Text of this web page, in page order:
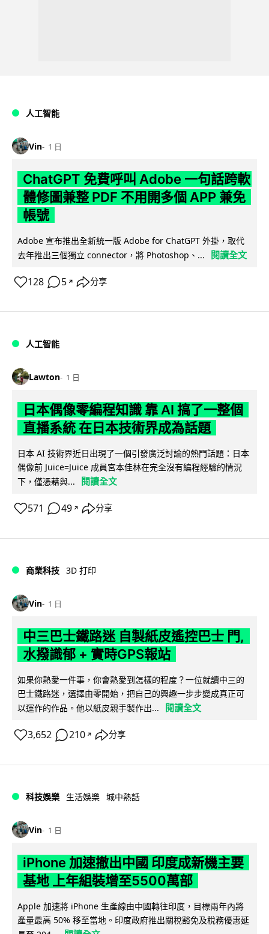
人工智能
Vin 1 日
ChatGPT 免費呼叫 Adobe 一句話跨軟
體修圖兼整 PDF 不用開多個 APP 兼免
帳號
Adobe 宣布推出全新統一版 Adobe for ChatGPT 外掛，取代
去年推出三個獨立 connector，將 Photoshop、...
閱讀全文
128 5 ↗ 分享
人工智能
Lawton 1 日
日本偶像零編程知識 靠 AI 搞了一整個
直播系統 在日本技術界成為話題
日本 AI 技術界近日出現了一個引發廣泛討論的熱門話題：日本
偶像前 Juice=Juice 成員宮本佳林在完全沒有編程經驗的情況
下，僅憑藉與...
閱讀全文
571 49 ↗ 分享
商業科技 3D 打印
Vin 1 日
中三巴士鐵路迷 自製紙皮遙控巴士 門,
水撥識郁 + 實時GPS報站
如果你熱愛一件事，你會熱愛到怎樣的程度？一位就讀中三的
巴士鐵路迷，選擇由零開始，把自己的興趣一步步變成真正可
以運作的作品。他以紙皮親手製作出...
閱讀全文
3,652 210 ↗ 分享
科技娛樂 生活娛樂 城中熱話
Vin 1 日
iPhone 加速撤出中國 印度成新機主要
基地 上年組裝增至5500萬部
Apple 加速將 iPhone 生產線由中國轉往印度，目標兩年內將
產量最高 50% 移至當地。印度政府推出關稅豁免及稅務優惠延